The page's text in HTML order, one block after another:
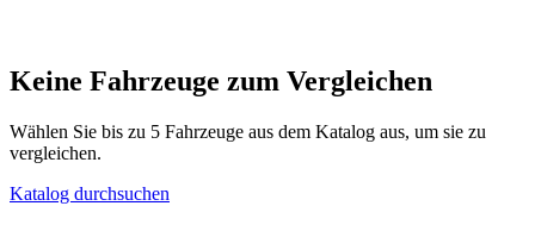
Keine Fahrzeuge zum Vergleichen
Wählen Sie bis zu 5 Fahrzeuge aus dem Katalog aus, um sie zu
vergleichen.
Katalog durchsuchen